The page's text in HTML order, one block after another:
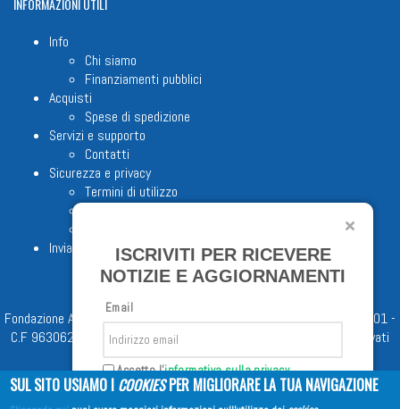
INFORMAZIONIUTILI
Info
Chi siamo
Finanziamenti pubblici
Acquisti
Spese di spedizione
Servizi e supporto
Contatti
Sicurezza e privacy
Termini di utilizzo
Invia proposta editoriale
Fondazione Apostolicam Actuositatem ETS © 2023 - P.I. 05398481001 -
C.F 96306220581 - REA 888781 del 23/02/98 - Tutti i diritti riservati
ISCRIVITI PER RICEVERE
NOTIZIE E AGGIORNAMENTI
Email
Accetto l'informativa sulla privacy
SUL SITO USIAMO I COOKIESPER MIGLIORARE LA TUA NAVIGAZIONE